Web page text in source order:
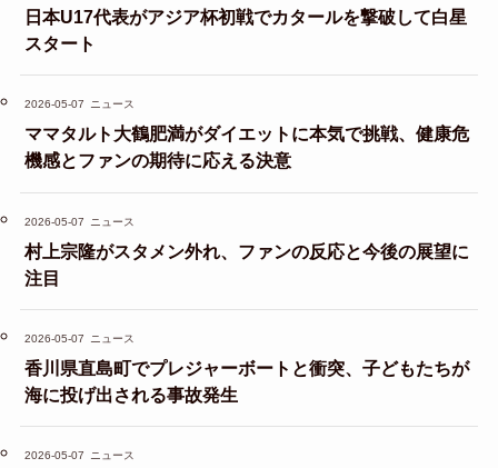
日本U17代表がアジア杯初戦でカタールを撃破して白星
スタート
2026-05-07 ニュース
ママタルト大鶴肥満がダイエットに本気で挑戦、健康危
機感とファンの期待に応える決意
2026-05-07 ニュース
村上宗隆がスタメン外れ、ファンの反応と今後の展望に
注目
2026-05-07 ニュース
香川県直島町でプレジャーボートと衝突、子どもたちが
海に投げ出される事故発生
2026-05-07 ニュース